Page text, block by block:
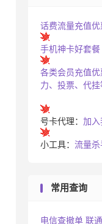
话费流量充值优
手机神卡好套餐
各类会员充值
力、投票、代挂
号卡代理： 加入
小工具： 流量杀
常用查询
电信查撤单 联